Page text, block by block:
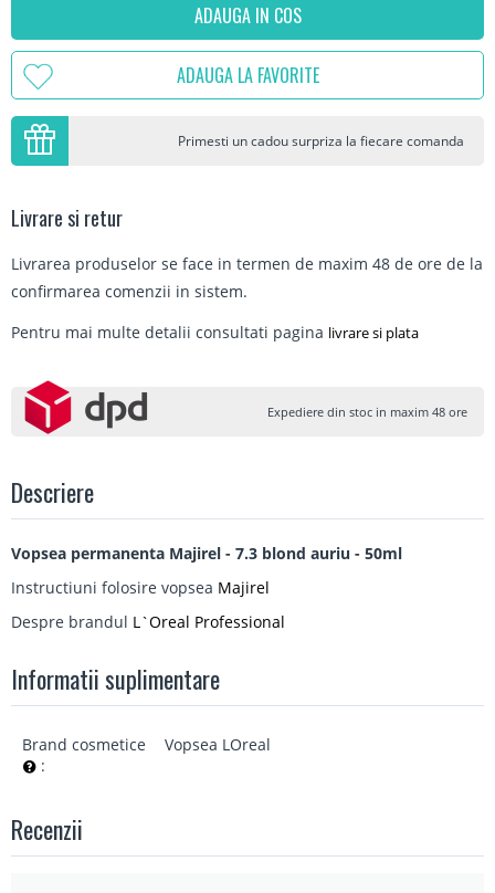
ADAUGA IN COS
ADAUGA LA FAVORITE
Primesti un cadou surpriza la fiecare comanda
Livrare si retur
Livrarea produselor se face in termen de maxim 48 de ore de la
confirmarea comenzii in sistem.
Pentru mai multe detalii consultati pagina livrare si plata
Expediere din stoc in maxim 48 ore
Descriere
Vopsea permanenta Majirel - 7.3 blond auriu - 50ml
Instructiuni folosire vopsea Majirel
Despre brandul L`Oreal Professional
Informatii suplimentare
Brand cosmetice
:
Vopsea LOreal
Recenzii